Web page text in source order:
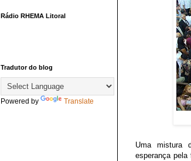
Uma mistura
esperança
Rádio RHEMA Litoral
Tradutor do blog
Powered by Translate